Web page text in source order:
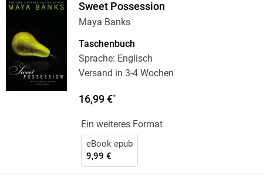
Sweet Possession
Maya Banks
Taschenbuch
Sprache: Englisch
Versand in 3-4 Wochen
16,99 €*
Ein weiteres Format
eBook epub
9,99 €